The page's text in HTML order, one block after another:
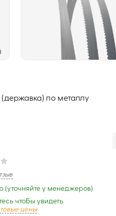
(державка) по металлу
(уточняйте у менеджеров)
чтобы увидеть
цены